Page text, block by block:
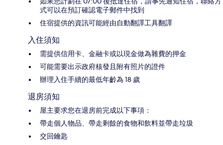
式可以在預訂確認電子郵件中找到
住宿提供的資訊可能經由自動翻譯工具翻譯
入住須知
需提供信用卡、金融卡或以現金做為雜費的押金
可能需要出示政府核發且附有照片的證件
辦理入住手續的最低年齡為 18 歲
退房須知
屋主要求您在退房前完成以下事項：
帶走個人物品、帶走剩餘的食物和飲料並帶走垃圾
交回鑰匙